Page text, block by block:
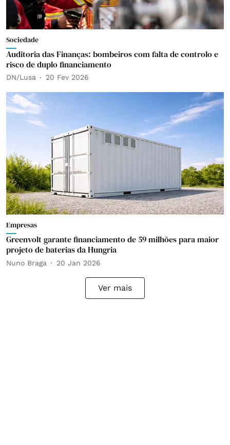
Sociedade
Auditoria das Finanças: bombeiros com falta de controlo e
risco de duplo financiamento
DN/Lusa 20 Fev 2026
Empresas
Greenvolt garante financiamento de 59 milhões para maior
projeto de baterias da Hungria
Nuno Braga 20 Jan 2026
Ver mais